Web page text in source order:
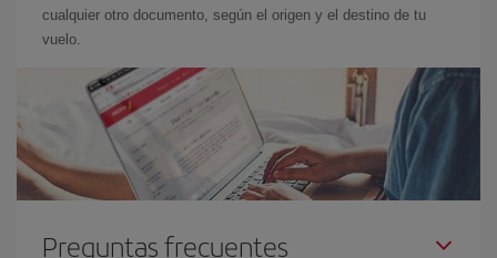
cualquier otro documento, según el origen y el destino de tu
vuelo.
Preguntas frecuentes